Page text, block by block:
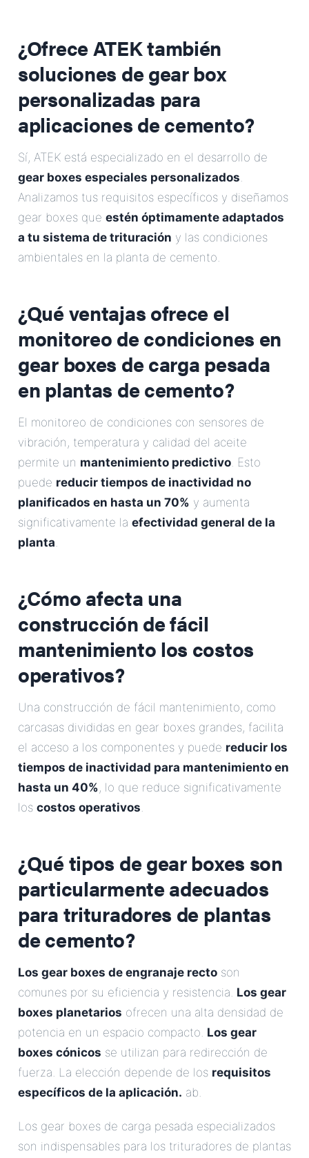
¿Ofrece ATEK también
soluciones de gear box
personalizadas para
aplicaciones de cemento?
Sí, ATEK está especializado en el desarrollo de
gear boxes especiales personalizados.
Analizamos tus requisitos específicos y diseñamos
gear boxes que estén óptimamente adaptados
a tu sistema de trituración y las condiciones
ambientales en la planta de cemento.
¿Qué ventajas ofrece el
monitoreo de condiciones en
gear boxes de carga pesada
en plantas de cemento?
El monitoreo de condiciones con sensores de
vibración, temperatura y calidad del aceite
permite un mantenimiento predictivo. Esto
puede reducir tiempos de inactividad no
planificados en hasta un 70% y aumenta
significativamente la efectividad general de la
planta.
¿Cómo afecta una
construcción de fácil
mantenimiento los costos
operativos?
Una construcción de fácil mantenimiento, como
carcasas divididas en gear boxes grandes, facilita
el acceso a los componentes y puede reducir los
tiempos de inactividad para mantenimiento en
hasta un 40%, lo que reduce significativamente
los costos operativos.
¿Qué tipos de gear boxes son
particularmente adecuados
para trituradores de plantas
de cemento?
Los gear boxes de engranaje recto son
comunes por su eficiencia y resistencia. Los gear
boxes planetarios ofrecen una alta densidad de
potencia en un espacio compacto. Los gear
boxes cónicos se utilizan para redirección de
fuerza. La elección depende de los requisitos
específicos de la aplicación. ab.
Los gear boxes de carga pesada especializados
son indispensables para los trituradores de plantas